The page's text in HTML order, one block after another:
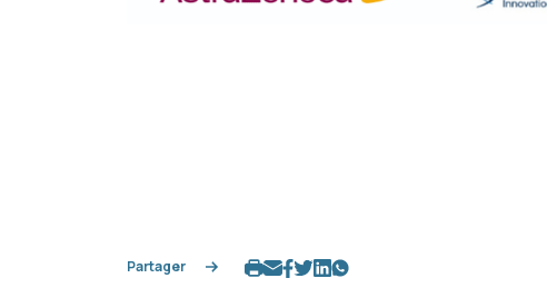
Partager